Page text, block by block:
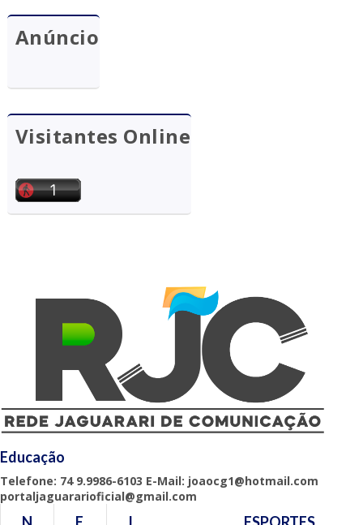
Anúncio
Visitantes Online
Educação
Telefone: 74 9.9986-6103 E-Mail: joaocg1@hotmail.com
portaljaguararioficial@gmail.com